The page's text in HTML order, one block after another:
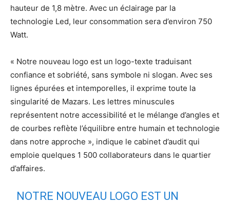
hauteur de 1,8 mètre. Avec un éclairage par la
technologie Led, leur consommation sera d’environ 750
Watt.
« Notre nouveau logo est un logo-texte traduisant
confiance et sobriété, sans symbole ni slogan. Avec ses
lignes épurées et intemporelles, il exprime toute la
singularité de Mazars. Les lettres minuscules
représentent notre accessibilité et le mélange d’angles et
de courbes reflète l’équilibre entre humain et technologie
dans notre approche », indique le cabinet d’audit qui
emploie quelques 1 500 collaborateurs dans le quartier
d’affaires.
NOTRE NOUVEAU LOGO EST UN